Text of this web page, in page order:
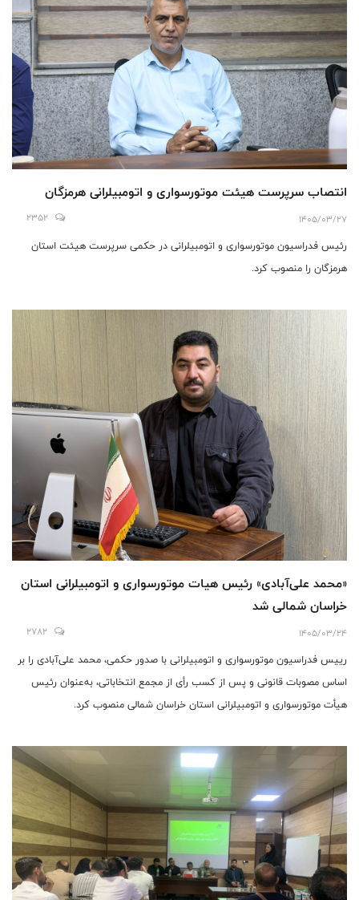
انتصاب سرپرست هیئت موتورسواری و اتومبیلرانی هرمزگان
1405/03/27
2352
رئیس فدراسیون موتورسواری و اتومبیلرانی در حکمی سرپرست هیئت استان
هرمزگان را منصوب کرد.
«محمد علی‌آبادی» رئیس هیات موتورسواری و اتومبیلرانی استان
خراسان شمالی شد
1405/03/24
2782
رییس فدراسیون موتورسواری و اتومبیلرانی با صدور حکمی، محمد علی‌آبادی را بر
اساس مصوبات قانونی و پس از کسب رأی از مجمع انتخاباتی، به‌عنوان رئیس
هیأت موتورسواری و اتومبیلرانی استان خراسان شمالی منصوب کرد.